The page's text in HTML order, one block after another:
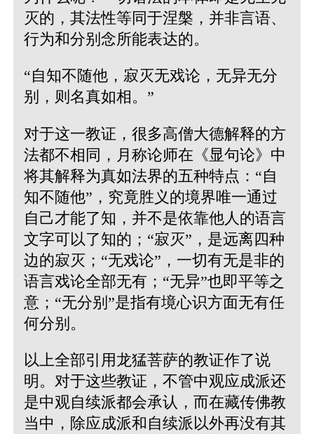
灭的，其法性等同于涅槃，并非言语、
行为和分别念所能表达的。
“自知不随他，寂灭无戏论，无异无分
别，则名真如相。”
对于这一教证，很多高僧大德解释的方
法都不相同，月称论师在《显句论》中
将其解释为真如法界的五种特点：“自
知不随他”，究竟胜义的境界唯一通过
自己才能了知，并不是依靠他人的语言
文字可以了知的；“寂灭”，是远离四种
边的寂灭；“无戏论”，一切有无是非的
语言戏论全部无有；“无异”也即平等之
意；“无分别”是指有境心识方面无有任
何分别。
以上全部引用龙猛菩萨的教证作了说
明。对于这些教证，不管中观应成派还
是中观自续派都会承认，而在藏传佛教
当中，除应成派和自续派以外再没有其